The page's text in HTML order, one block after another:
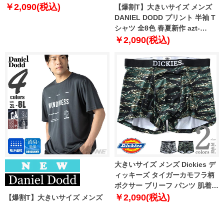
80533200
￥2,090(税込)
【爆割T】大きいサイズ メンズ
DANIEL DODD プリント 半袖 T
シャツ 全8色 春夏新作 azt-
2602pt5 【fre】
￥2,090(税込)
【爆割T】大きいサイズ メンズ
大きいサイズ メンズ Dickies デ
ィッキーズ タイガーカモフラ柄
ボクサー ブリーフ パンツ 肌着
下着 80533100
￥2,090(税込)